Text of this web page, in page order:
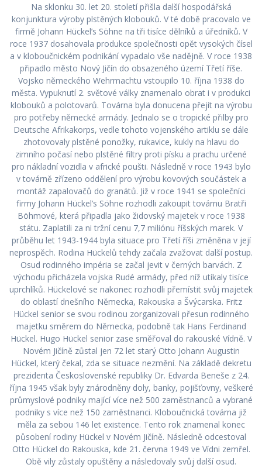
Na sklonku 30. let 20. století přišla další hospodářská
konjunktura výroby plstěných klobouků. V té době pracovalo ve
firmě Johann Hückel’s Söhne na tři tisíce dělníků a úředníků. V
roce 1937 dosahovala produkce společnosti opět vysokých čísel
a v kloboučnickém podnikání vypadalo vše nadějně. V roce 1938
připadlo město Nový Jičín do obsazeného území Třetí říše.
Vojsko německého Wehrmachtu vstoupilo 10. října 1938 do
města. Vypuknutí 2. světové války znamenalo obrat i v produkci
klobouků a polotovarů. Továrna byla donucena přejít na výrobu
pro potřeby německé armády. Jednalo se o tropické přilby pro
Deutsche Afrikakorps, vedle tohoto vojenského artiklu se dále
zhotovovaly plstěné ponožky, rukavice, kukly na hlavu do
zimního počasí nebo plstěné filtry proti písku a prachu určené
pro nákladní vozidla v africké poušti. Následně v roce 1943 bylo
v továrně zřízeno oddělení pro výrobu kovových součástek a
montáž zapalovačů do granátů. Již v roce 1941 se společníci
firmy Johann Hückel’s Söhne rozhodli zakoupit továrnu Bratři
Böhmové, která připadla jako židovský majetek v roce 1938
státu. Zaplatili za ni tržní cenu 7,7 miliónu říšských marek. V
průběhu let 1943-1944 byla situace pro Třetí říši změněna v její
neprospěch. Rodina Hückelů tehdy začala zvažovat další postup.
Osud rodinného impéria se začal jevit v černých barvách. Z
východu přicházela vojska Rudé armády, před níž utíkaly tisíce
uprchlíků. Hückelové se nakonec rozhodli přemístit svůj majetek
do oblastí dnešního Německa, Rakouska a Švýcarska. Fritz
Hückel senior se svou rodinou zorganizovali přesun rodinného
majetku směrem do Německa, podobně tak Hans Ferdinand
Hückel. Hugo Hückel senior zase směřoval do rakouské Vídně. V
Novém Jičíně zůstal jen 72 let starý Otto Johann Augustin
Hückel, který čekal, zda se situace nezmění. Na základě dekretu
prezidenta Československé republiky Dr. Edvarda Beneše z 24.
října 1945 však byly znárodněny doly, banky, pojišťovny, veškeré
průmyslové podniky mající více než 500 zaměstnanců a vybrané
podniky s více než 150 zaměstnanci. Kloboučnická továrna již
měla za sebou 146 let existence. Tento rok znamenal konec
působení rodiny Hückel v Novém Jičíně. Následně odcestoval
Otto Hückel do Rakouska, kde 21. června 1949 ve Vídni zemřel.
Obě vily zůstaly opuštěny a následovaly svůj další osud.